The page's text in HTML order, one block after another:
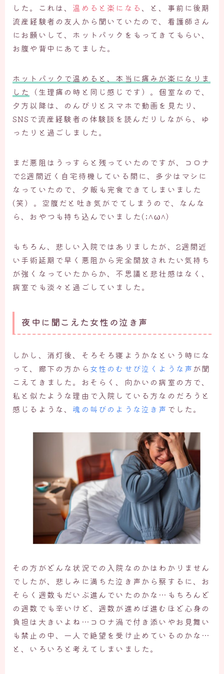
した。これは、 温めると楽になる 、と、事前に後期
流産経験者の友人から聞いていたので、看護師さん
にお願いして、ホットパックをもってきてもらい、
お腹や背中にあてました。
ホットパックで温めると、本当に痛みが楽になりま
した
（生理痛の時と同じ感じです）。個室なので、
夕方以降は、のんびりとスマホで動画を見たり、
SNSで流産経験者の体験談を読んだりしながら、ゆ
ったりと過ごしました。
まだ悪阻はうっすらと残っていたのですが、コロナ
で2週間近く自宅待機している間に、多少はマシに
なっていたので、夕飯も完食できてしまいました
(笑）。空腹だと吐き気がでてしまうので、なんな
ら、おやつも持ち込んでいました(;^ω^)
もちろん、悲しい入院ではありましたが、2週間近
い手術延期で早く悪阻から完全開放されたい気持ち
が強くなっていたからか、不思議と悲壮感はなく、
病室でも淡々と過ごしていました。
夜中に聞こえた女性の泣き声
しかし、消灯後、そろそろ寝ようかなという時にな
って、廊下の方から 女性のむせび泣くような声 が聞
こえてきました。おそらく、向かいの病室の方で、
私と似たような理由で入院している方なのだろうと
感じるような、 魂の叫びのような泣き声 でした。
その方がどんな状況での入院なのかはわかりません
でしたが、悲しみに満ちた泣き声から察するに、お
そらく週数もだいぶ進んでいたのかな…もちろんど
の週数でも辛いけど、週数が進めば進むほど心身の
負担は大きいよね…コロナ渦で付き添いやお見舞い
も禁止の中、一人で絶望を受け止めているのかな…
と、いろいろと考えてしまいました。